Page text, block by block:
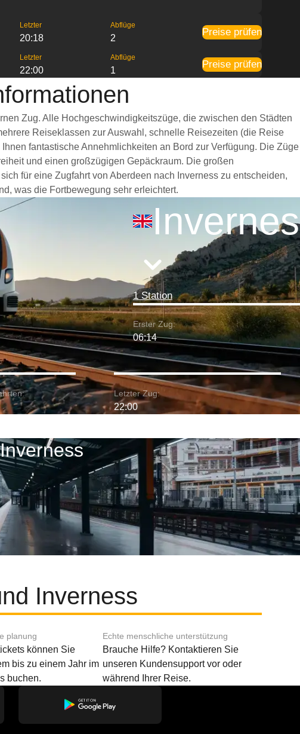
Letzter
20:18
Abflüge
2
Preise prüfen
Letzter
22:00
Abflüge
1
Preise prüfen
Zug. Alle Hochgeschwindigkeitszüge, die zwischen den Städten
Reiseklassen zur Auswahl, schnelle Reisezeiten (die Reise
fantastische Annehmlichkeiten an Bord zur Verfügung. Die Züge
und einen großzügigen Gepäckraum. Die großen
für eine Zugfahrt von Aberdeen nach Inverness zu entscheiden,
was die Fortbewegung sehr erleichtert.
1 Station
Erster Zug:
06:14
Letzter Zug:
22:00
Inverness
planung
können Sie
bis zu einem Jahr im
buchen.
Echte menschliche unterstützung
Brauche Hilfe? Kontaktieren Sie
unseren Kundensupport vor oder
während Ihrer Reise.